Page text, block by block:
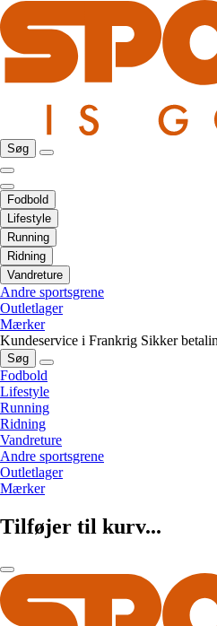
Søg
Fodbold
Lifestyle
Running
Ridning
Vandreture
Andre sportsgrene
Outletlager
Mærker
Kundeservice i Frankrig Sikker
Søg
Fodbold
Lifestyle
Running
Ridning
Vandreture
Andre sportsgrene
Outletlager
Mærker
Tilføjer til kurv...